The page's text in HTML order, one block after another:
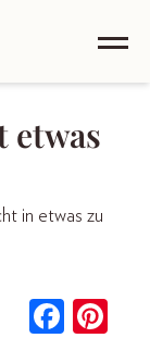
etwas
in etwas zu